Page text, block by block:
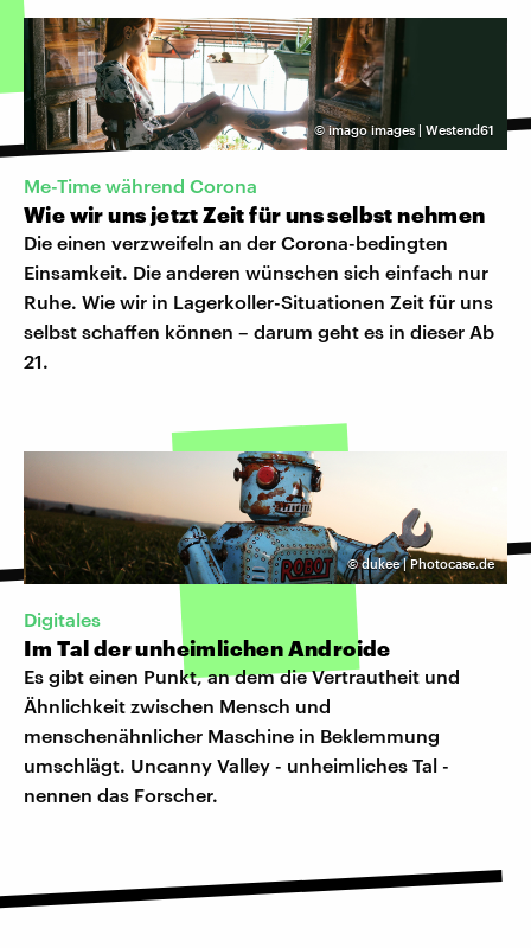
©imago images | Westend61
Me-Time während Corona
Wie wir uns jetzt Zeit für uns selbst nehmen
Die einen verzweifeln an der Corona-bedingten
Einsamkeit. Die anderen wünschen sich einfach nur
Ruhe. Wie wir in Lagerkoller-Situationen Zeit für uns
selbst schaffen können – darum geht es in dieser Ab
21.
©dukee | Photocase.de
Digitales
Im Tal der unheimlichen Androide
Es gibt einen Punkt, an dem die Vertrautheit und
Ähnlichkeit zwischen Mensch und
menschenähnlicher Maschine in Beklemmung
umschlägt. Uncanny Valley - unheimliches Tal -
nennen das Forscher.